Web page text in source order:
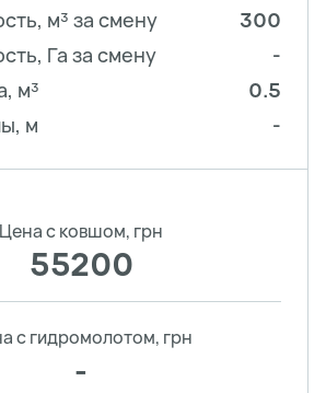
м³ за смену
300
Га за смену
-
м³
0.5
м
-
Цена с ковшом, грн
55200
с гидромолотом, грн
-